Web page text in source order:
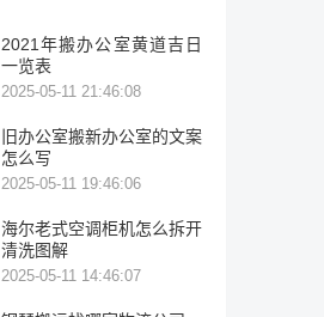
2021年搬办公室黄道吉日
一览表
2025-05-11 21:46:08
旧办公室搬新办公室的文案
怎么写
2025-05-11 19:46:06
海尔老式空调柜机怎么拆开
清洗图解
2025-05-11 14:46:07